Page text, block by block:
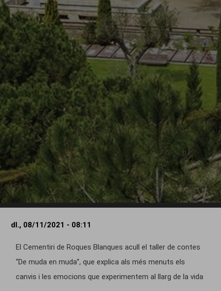
dl., 08/11/2021 - 08:11
El Cementiri de Roques Blanques acull el taller de contes
“De muda en muda”, que explica als més menuts els
canvis i les emocions que experimentem al llarg de la vida